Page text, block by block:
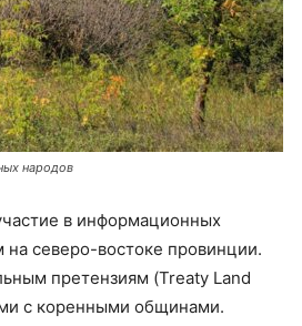
народов
в информационных
северо-востоке провинции.
претензиям (Treaty Land
с коренными общинами.